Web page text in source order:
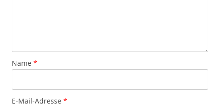
Name *
E-Mail-Adresse *